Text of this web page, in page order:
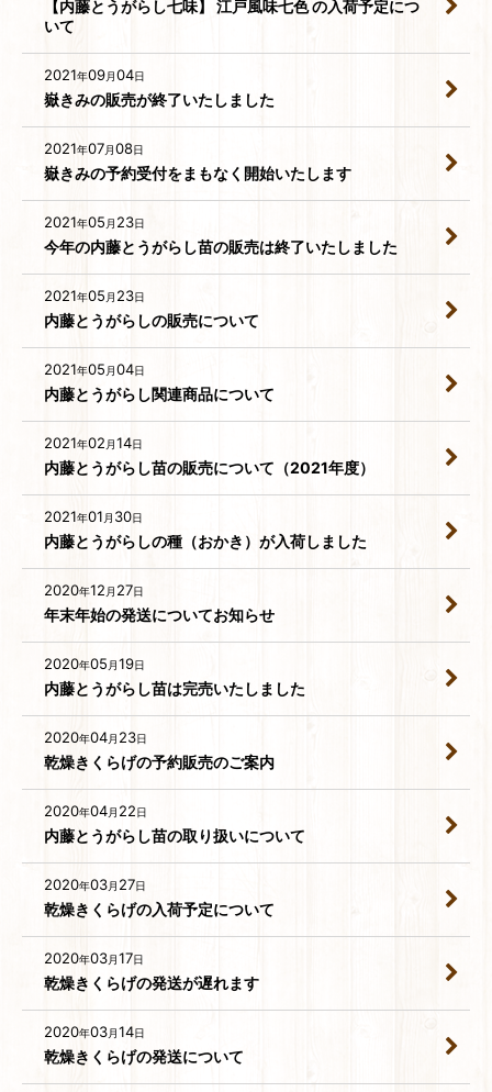
【内藤とうがらし七味】 江戸風味七色 の入荷予定につ
いて
2021年09月04日
嶽きみの販売が終了いたしました
2021年07月08日
嶽きみの予約受付をまもなく開始いたします
2021年05 月 23日
今年の内藤とうがらし苗の販売は終了いたしました
2021年05 月 23日
内藤とうがらしの販売について
2021年05 月04日
内藤とうがらし関連商品について
2021年02 月14日
内藤とうがらし苗の販売について（2021年度）
2021年01 月 30日
内藤とうがらしの種（おかき）が入荷しました
2020年12 月 27日
年末年始の発送についてお知らせ
2020年05 月19日
内藤とうがらし苗は完売いたしました
2020年04月 23日
乾燥きくらげの予約販売のご案内
2020年04月 22日
内藤とうがらし苗の取り扱いについて
2020年03月 27日
乾燥きくらげの入荷予定について
2020年03月17日
乾燥きくらげの発送が遅れます
2020年03月14日
乾燥きくらげの発送について